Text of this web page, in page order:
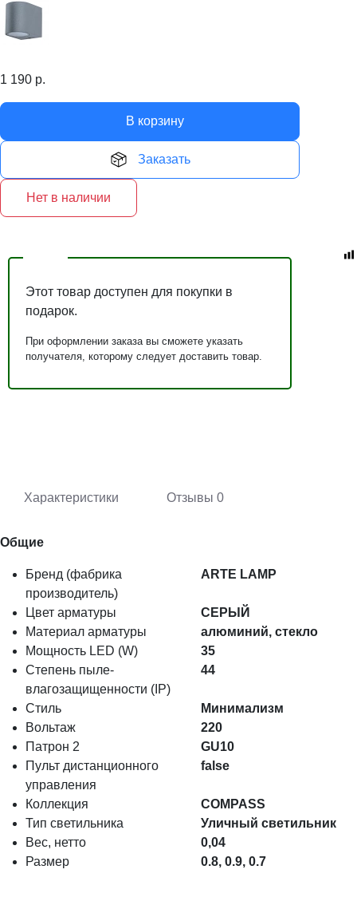
1 190 р.
В корзину
Заказать
Нет в наличии
Этот товар доступен для покупки в
подарок.
При оформлении заказа вы сможете указать
получателя, которому следует доставить товар.
Характеристики Отзывы 0
Общие
Бренд (фабрика
производитель)
ARTE LAMP
Цвет арматуры
СЕРЫЙ
Материал арматуры
алюминий, стекло
Мощность LED (W)
35
Степень пыле-
влагозащищенности (IP)
44
Стиль
Минимализм
Вольтаж
220
Патрон 2
GU10
Пульт дистанционного
управления
false
Коллекция
COMPASS
Тип светильника
Уличный светильник
Вес, нетто
0,04
Размер
0.8, 0.9, 0.7